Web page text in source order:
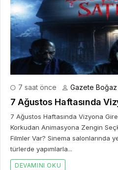
7 saat önce Gazete Boğaz
7 Ağustos Haftasında
7 Ağustos Haftasında Vizyona
Korkudan Animasyona Zengin
Filmler Var? Sinema salonlarında
türlerde yapımlarla...
DEVAMINI OKU